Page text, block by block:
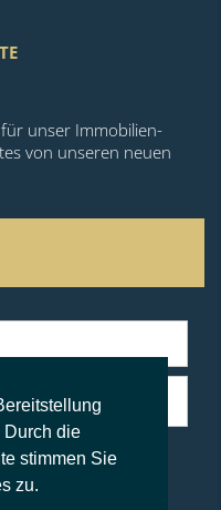
Durch die
stimmen Sie
zu.
unser Immobilien-
von unseren neuen
Kontor